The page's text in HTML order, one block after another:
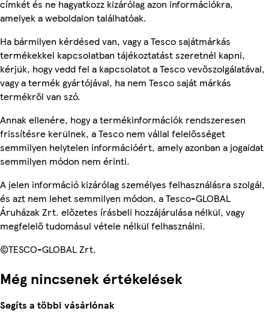
címkét és ne hagyatkozz kizárólag azon információkra,
amelyek a weboldalon találhatóak.
Ha bármilyen kérdésed van, vagy a Tesco sajátmárkás
termékekkel kapcsolatban tájékoztatást szeretnél kapni,
kérjük, hogy vedd fel a kapcsolatot a Tesco vevőszolgálatával,
vagy a termék gyártójával, ha nem Tesco saját márkás
termékről van szó.
Annak ellenére, hogy a termékinformációk rendszeresen
frissítésre kerülnek, a Tesco nem vállal felelősséget
semmilyen helytelen információért, amely azonban a jogaidat
semmilyen módon nem érinti.
A jelen információ kizárólag személyes felhasználásra szolgál,
és azt nem lehet semmilyen módon, a Tesco-GLOBAL
Áruházak Zrt. előzetes írásbeli hozzájárulása nélkül, vagy
megfelelő tudomásul vétele nélkül felhasználni.
©TESCO-GLOBAL Zrt.
Még nincsenek értékelések
Segíts a többi vásárlónak